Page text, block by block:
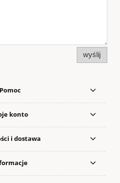
wyślij
Pomoc
konto
i dostawa